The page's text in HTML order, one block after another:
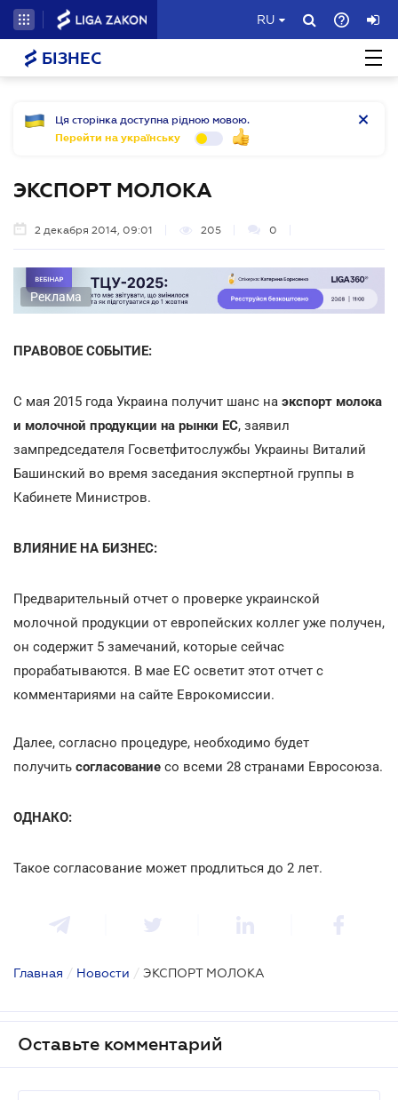
RU
БІЗНЕС
Ця сторінка доступна рідною мовою.
Перейти на українську
ЭКСПОРТ МОЛОКА
2 декабря 2014, 09:01 205 0
Реклама
ПРАВОВОЕ СОБЫТИЕ:
С мая 2015 года Украина получит шанс на экспорт молока
и молочной продукции на рынки ЕС, заявил
зампредседателя Госветфитослужбы Украины Виталий
Башинский во время заседания экспертной группы в
Кабинете Министров.
ВЛИЯНИЕ НА БИЗНЕС:
Предварительный отчет о проверке украинской
молочной продукции от европейских коллег уже получен,
он содержит 5 замечаний, которые сейчас
прорабатываются. В мае ЕС осветит этот отчет с
комментариями на сайте Еврокомиссии.
Далее, согласно процедуре, необходимо будет
получить согласование со всеми 28 странами Евросоюза.
ОДНАКО:
Такое согласование может продлиться до 2 лет.
Главная / Новости / ЭКСПОРТ МОЛОКА
Оставьте комментарий